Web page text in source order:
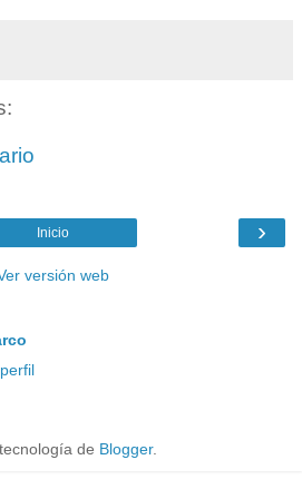
›
Inicio
versión web
de Blogger.